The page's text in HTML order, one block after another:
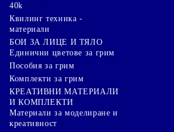
40k
Квилинг техника -
материали
БОИ ЗА ЛИЦЕ И ТЯЛО
Единични цветове за грим
Пособия за грим
Комплекти за грим
КРЕАТИВНИ МАТЕРИАЛИ
И КОМПЛЕКТИ
Mатериали за моделиране и
креативност